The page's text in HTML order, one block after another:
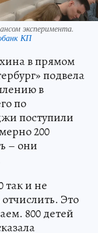
эксперимента.
КП
в прямом
подвела
в
по
поступили
200
– они
так и не
Это
800 детей